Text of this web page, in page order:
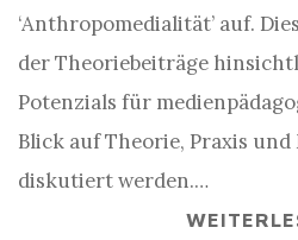
‘Anthropomedialität’ auf.
der Theoriebeiträge
Potenzials für
Blick auf Theorie, Praxis
diskutiert werden.…